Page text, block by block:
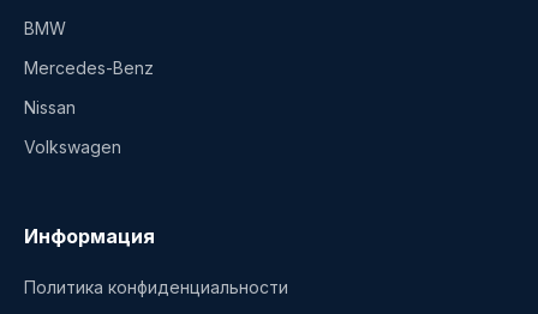
BMW
Mercedes-Benz
Nissan
Volkswagen
Информация
Политика конфиденциальности